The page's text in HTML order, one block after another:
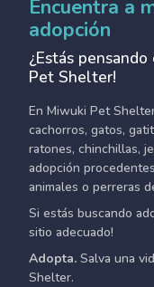
Encuentra a
adopción
¿Estás
Pet Shelter!
En Miwuki Pet
cachorros, gatos,
ratones, chinchillas,
adopción
animales o perreras
Si estás buscando
sitio adecuado!
Adopta. Salva una
Shelter.